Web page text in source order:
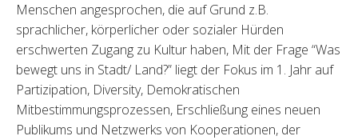
Menschen angesprochen, die auf Grund z.B.
sprachlicher, körperlicher oder sozialer Hürden
erschwerten Zugang zu Kultur haben, Mit der Frage “Was
bewegt uns in Stadt/ Land?” liegt der Fokus im 1. Jahr auf
Partizipation, Diversity, Demokratischen
Mitbestimmungsprozessen, Erschließung eines neuen
Publikums und Netzwerks von Kooperationen, der